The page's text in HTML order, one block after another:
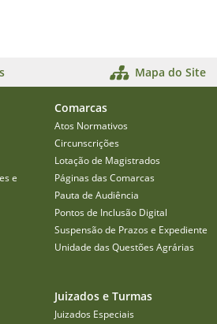
Mapa do Site
e
Comarcas
Atos Normativos
Circunscrições
Lotação de Magistrados
Páginas das Comarcas
Pauta de Audiência
Pontos de Inclusão Digital
Suspensão de Prazos e Expediente
Unidade das Questões Agrárias
Juizados e Turmas
Juizados Especiais